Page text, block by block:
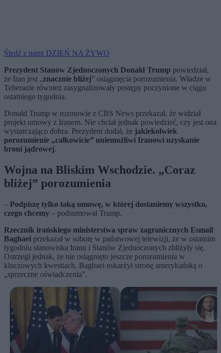
Śledź z nami DZIEŃ NA ŻYWO
Prezydent Stanów Zjednoczonych Donald Trump powiedział,
że Iran jest „znacznie bliżej” osiągnięcia porozumienia. Władze w
Teheranie również zasygnalizowały postępy poczynione w ciągu
ostatniego tygodnia.
Donald Trump w rozmowie z CBS News przekazał, że widział
projekt umowy z Iranem. Nie chciał jednak powiedzieć, czy jest ona
wystarczająco dobra. Prezydent dodał, że jakiekolwiek
porozumienie „całkowicie” uniemożliwi Iranowi uzyskanie
broni jądrowej.
Wojna na Bliskim Wschodzie. „Coraz
bliżej” porozumienia
– Podpiszę tylko taką umowę, w której dostaniemy wszystko,
czego chcemy – podsumował Trump.
Rzecznik irańskiego ministerstwa spraw zagranicznych Esmail
Baghaei przekazał w sobotę w państwowej telewizji, że w ostatnim
tygodniu stanowiska Iranu i Stanów Zjednoczonych zbliżyły się.
Ostrzegł jednak, że nie osiągnięto jeszcze porozumienia w
kluczowych kwestiach. Baghaei oskarżył stronę amerykańską o
„sprzeczne oświadczenia”.